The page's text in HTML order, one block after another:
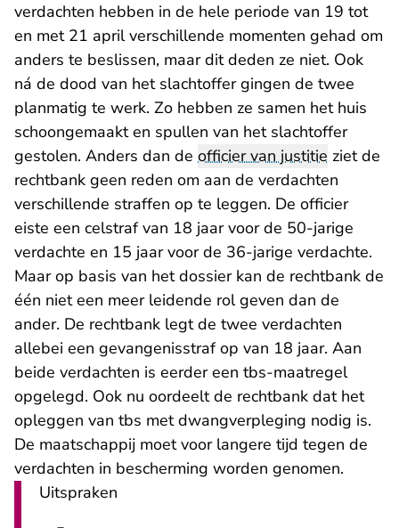
verdachten hebben in de hele periode van 19 tot
en met 21 april verschillende momenten gehad om
anders te beslissen, maar dit deden ze niet. Ook
ná de dood van het slachtoffer gingen de twee
planmatig te werk. Zo hebben ze samen het huis
schoongemaakt en spullen van het slachtoffer
gestolen. Anders dan de officier van justitie ziet de
rechtbank geen reden om aan de verdachten
verschillende straffen op te leggen. De officier
eiste een celstraf van 18 jaar voor de 50-jarige
verdachte en 15 jaar voor de 36-jarige verdachte.
Maar op basis van het dossier kan de rechtbank de
één niet een meer leidende rol geven dan de
ander. De rechtbank legt de twee verdachten
allebei een gevangenisstraf op van 18 jaar. Aan
beide verdachten is eerder een tbs-maatregel
opgelegd. Ook nu oordeelt de rechtbank dat het
opleggen van tbs met dwangverpleging nodig is.
De maatschappij moet voor langere tijd tegen de
verdachten in bescherming worden genomen.
Uitspraken